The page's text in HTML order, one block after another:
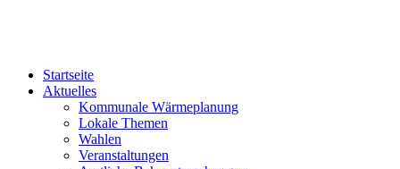
Startseite
Aktuelles
Kommunale Wärmeplanung
Lokale Themen
Wahlen
Veranstaltungen